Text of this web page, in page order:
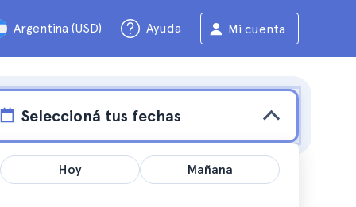
Argentina (USD) Ayuda Mi cuenta
Seleccioná tus fechas
Hoy Mañana